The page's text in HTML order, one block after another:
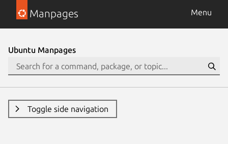
Manpages Menu
Ubuntu Manpages
Toggle side navigation